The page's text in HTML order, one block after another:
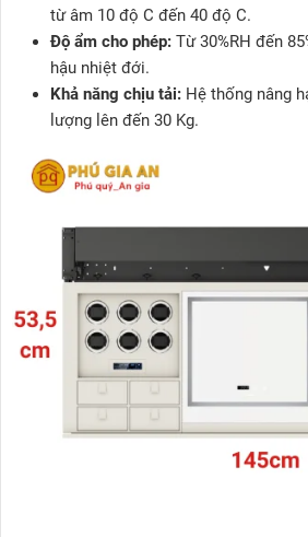
từ âm 10 độ C đến 40 độ C.
Độ ẩm cho phép: Từ 30%RH đến
hậu nhiệt đới.
Khả năng chịu tải: Hệ thống nâng
lượng lên đến 30 Kg.